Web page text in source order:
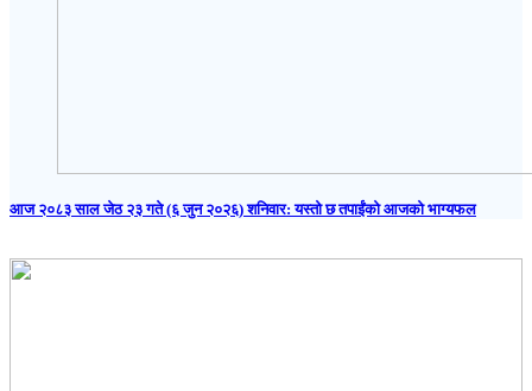
आज २०८३ साल जेठ २३ गते (६ जुन २०२६) शनिवार: यस्तो छ तपाईंको आजको भाग्यफल